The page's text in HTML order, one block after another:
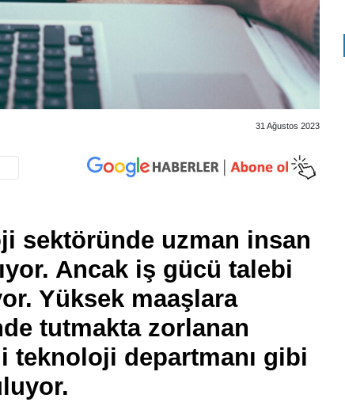
31 Ağustos 2023
sektöründe uzman insan
Ancak iş gücü talebi
Yüksek maaşlara
tutmakta zorlanan
teknoloji departmanı gibi